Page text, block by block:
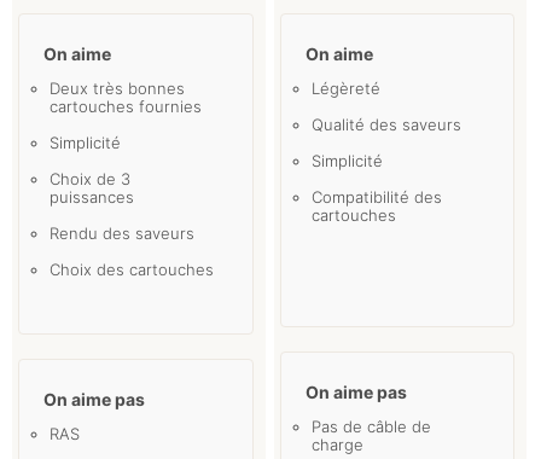
On aime
Deux très bonnes
cartouches fournies
Simplicité
Choix de 3
puissances
Rendu des saveurs
Choix des cartouches
On aime pas
RAS
On aime
Légèreté
Qualité des saveurs
Simplicité
Compatibilité des
cartouches
On aime pas
Pas de câble de
charge